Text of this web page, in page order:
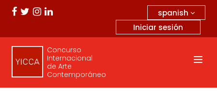
spanish
Iniciar sesión
Concurso
Internacional
de Arte
Contemporáneo